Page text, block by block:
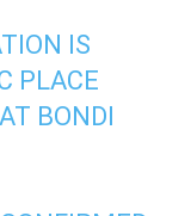
IS
PLACE
BONDI